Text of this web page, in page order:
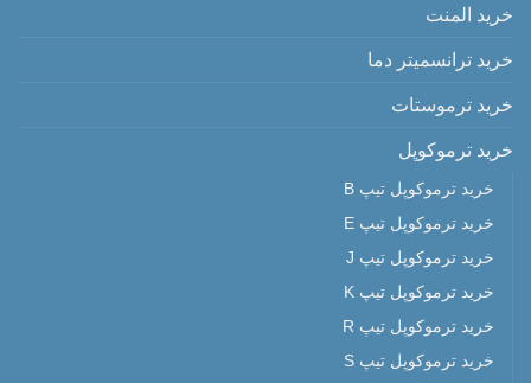
خرید المنت
خرید ترانسمیتر دما
خرید ترموستات
خرید ترموکوپل
خرید ترموکوپل تیپ B
خرید ترموکوپل تیپ E
خرید ترموکوپل تیپ J
خرید ترموکوپل تیپ K
خرید ترموکوپل تیپ R
خرید ترموکوپل تیپ S